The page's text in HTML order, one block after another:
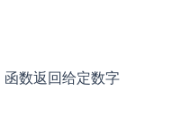
函数返回给定数字